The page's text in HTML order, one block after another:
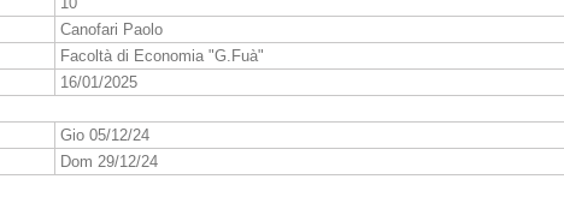
Canofari Paolo
Facoltà di Economia "G.Fuà"
16/01/2025
Gio 05/12/24
Dom 29/12/24